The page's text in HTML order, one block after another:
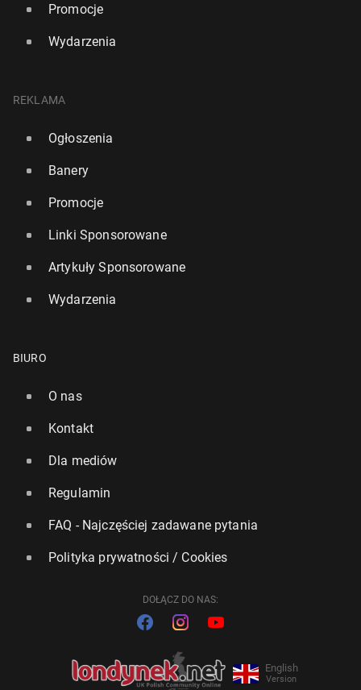
Promocje
Wydarzenia
REKLAMA
Ogłoszenia
Banery
Promocje
Linki Sponsorowane
Artykuły Sponsorowane
Wydarzenia
BIURO
O nas
Kontakt
Dla mediów
Regulamin
FAQ - Najczęściej zadawane pytania
Polityka prywatności / Cookies
DOŁĄCZ DO NAS:
English
Version